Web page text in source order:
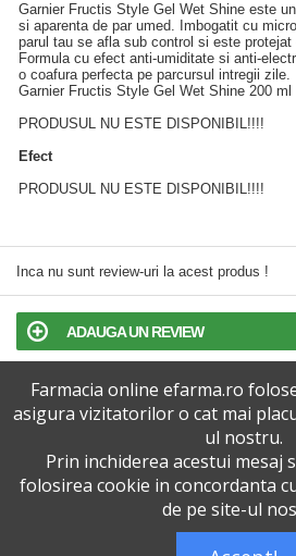
Garnier Fructis Style Gel Wet Shine este
si aparenta de par umed. Imbogatit cu
parul tau se afla sub control si este protejat
Formula cu efect anti-umiditate si anti-
o coafura perfecta pe parcursul intregii zile.
Garnier Fructis Style Gel Wet Shine 200 ml
PRODUSUL NU ESTE DISPONIBIL!!!!
Efect
PRODUSUL NU ESTE DISPONIBIL!!!!
Inca nu sunt review-uri la acest produs !
ADAUGA UN REVIEW
TERMENI SI CONDITII
POLITICA DE CONFIDENTIALITATE
VERSIUNEA DESKTOP
Farmacia online efarma.ro
asigura vizitatorilor o cat mai
ul nostru.
Prin inchiderea acestui mesaj
folosirea cookie in concordanta
de pe site-ul